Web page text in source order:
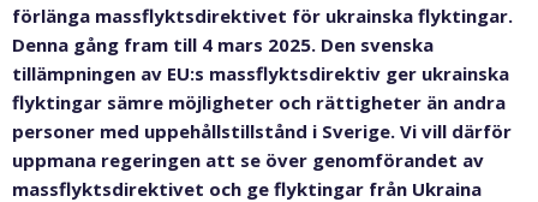
förlänga massflyktsdirektivet för ukrainska flyktingar.
Denna gång fram till 4 mars 2025. Den svenska
tillämpningen av EU:s massflyktsdirektiv ger ukrainska
flyktingar sämre möjligheter och rättigheter än andra
personer med uppehållstillstånd i Sverige. Vi vill därför
uppmana regeringen att se över genomförandet av
massflyktsdirektivet och ge flyktingar från Ukraina